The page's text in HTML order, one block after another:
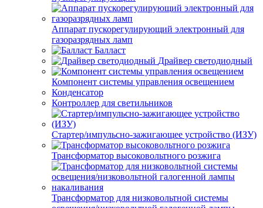
Аппарат пускорегулирующий электронный для
газоразрядных ламп
Балласт
Драйвер светодиодный
Компонент системы управления освещением
Конденсатор
Контроллер для светильников
Стартер/импульсно-зажигающее устройство (ИЗУ)
Трансформатор высоковольтного розжига
Трансформатор для низковольтной системы